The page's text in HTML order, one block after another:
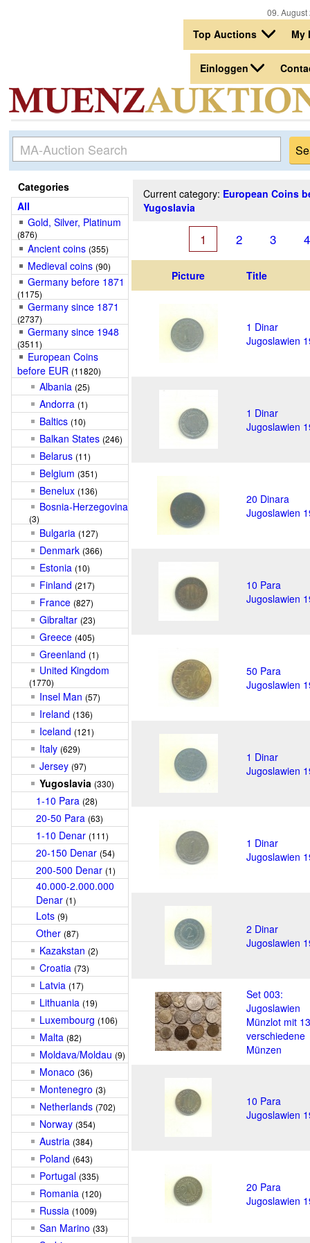
09.
Top Auctions My
Einloggen
Categories
All
Gold, Silver, Platinum
(876)
Ancient coins (355)
Medieval coins (90)
Germany before 1871
(1175)
Germany since 1871
(2737)
Germany since 1948
(3511)
European Coins
before EUR (11820)
Albania (25)
Andorra (1)
Baltics (10)
Balkan States (246)
Belarus (11)
Belgium (351)
Benelux (136)
Bosnia-Herzegovina
(3)
Bulgaria (127)
Denmark (366)
Estonia (10)
Finland (217)
France (827)
Gibraltar (23)
Greece (405)
Greenland (1)
United Kingdom
(1770)
Insel Man (57)
Ireland (136)
Iceland (121)
Italy (629)
Jersey (97)
Yugoslavia (330)
1-10 Para (28)
20-50 Para (63)
1-10 Denar (111)
20-150 Denar (54)
200-500 Denar (1)
40.000-2.000.000
Denar (1)
Lots (9)
Other (87)
Kazakstan (2)
Croatia (73)
Latvia (17)
Lithuania (19)
Luxembourg (106)
Malta (82)
Moldava/Moldau (9)
Monaco (36)
Montenegro (3)
Netherlands (702)
Norway (354)
Austria (384)
Poland (643)
Portugal (335)
Romania (120)
Russia (1009)
San Marino (33)
Current category: European Coins
Yugoslavia
1 2 3 4
Picture Title
1 Dinar
Jugoslawien
1 Dinar
Jugoslawien
20 Dinara
Jugoslawien
10 Para
Jugoslawien
50 Para
Jugoslawien
1 Dinar
Jugoslawien
1 Dinar
Jugoslawien
2 Dinar
Jugoslawien
Set 003:
Jugoslawien
Münzlot mit 13
verschiedene
Münzen
10 Para
Jugoslawien
20 Para
Jugoslawien